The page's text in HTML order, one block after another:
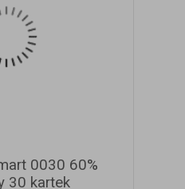
0030 60%
30 kartek